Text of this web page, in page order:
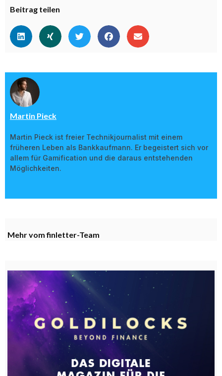
Beitrag teilen
Martin Pieck
Martin Pieck ist freier Technikjournalist mit einem
früheren Leben als Bankkaufmann. Er begeistert sich vor
allem für Gamification und die daraus entstehenden
Möglichkeiten.
Mehr vom finletter-Team